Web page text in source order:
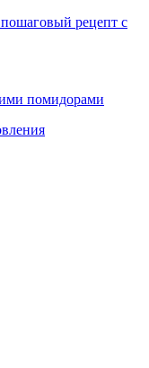
рецепт с
помидорами